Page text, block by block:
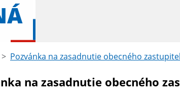
Pozvánka na zasadnutie obecného
na zasadnutie obecného